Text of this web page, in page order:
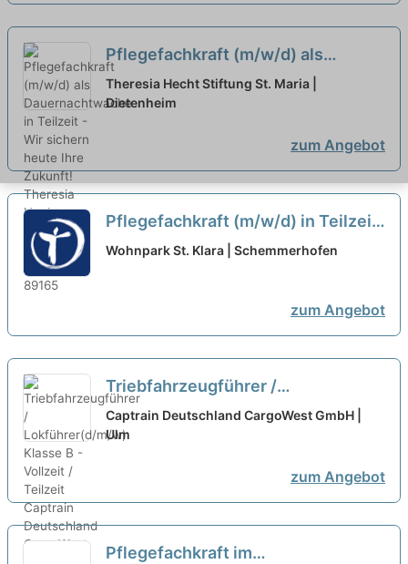
Pflegefachkraft (m/w/d) als
Dauernachtwache in Teilzeit - Wir
sichern heute Ihre Zukunft!
Theresia Hecht Stiftung St. Maria |
Dietenheim
zum Angebot
Pflegefachkraft (m/w/d) in Teilzeit
- Bei uns startet Ihre Karriere!
Wohnpark St. Klara | Schemmerhofen
zum Angebot
Triebfahrzeugführer /
Lokführer(d/m/w) Klasse B -
Vollzeit / Teilzeit
Captrain Deutschland CargoWest GmbH |
Ulm
zum Angebot
Pflegefachkraft im